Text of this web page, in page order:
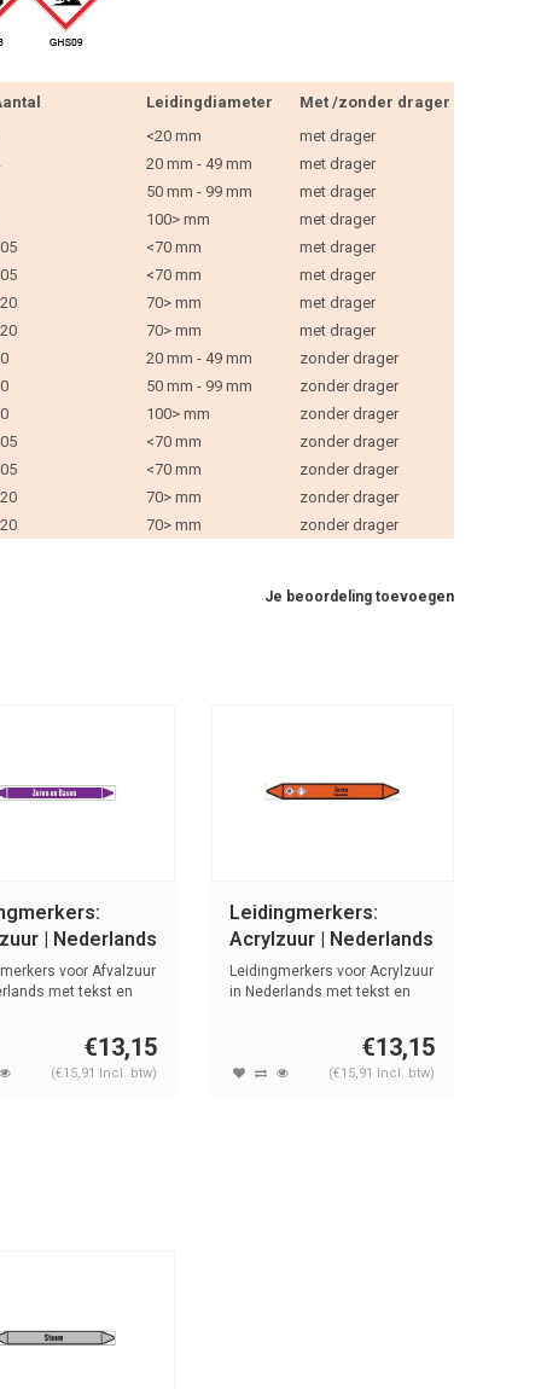
Leidingdiameter
Met /zonder drager
<20 mm
met drager
20 mm - 49 mm
met drager
50 mm - 99 mm
met drager
100> mm
met drager
<70 mm
met drager
<70 mm
met drager
70> mm
met drager
70> mm
met drager
20 mm - 49 mm
zonder drager
50 mm - 99 mm
zonder drager
100> mm
zonder drager
<70 mm
zonder drager
<70 mm
zonder drager
70> mm
zonder drager
70> mm zonder drager
Je beoordeling toevoegen
| Nederlands
en basen
voor Afvalzuur
met tekst en
€13,15
(€15,91 Incl. btw)
Leidingmerkers:
Acrylzuur | Nederlands
| Zuren
Leidingmerkers voor Acrylzuur
in Nederlands met tekst en
€13,15
(€15,91 Incl. btw)